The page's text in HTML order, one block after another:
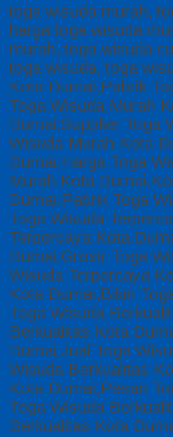
toga wisuda murah,
harga toga wisuda
murah, toga wisuda
toga wisuda, toga
Kota Dumai,Pabrik
Toga Wisuda Murah
Dumai,Supplier Toga
Wisuda Murah Kota
Dumai,Harga Toga
Murah Kota
Dumai,Pabrik Toga
Toga Wisuda
Terpercaya Kota
Dumai,Grosir Toga
Wisuda Terpercaya
Kota Dumai,Bikin
Toga Wisuda
Berkualitas Kota
Dumai,Jual Toga
Wisuda Berkualitas
Kota Dumai,Pesan
Toga Wisuda
Berkualitas Kota